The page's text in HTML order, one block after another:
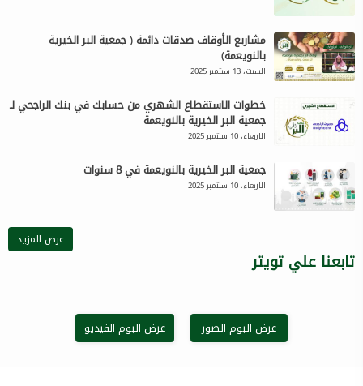
مشاريع الأوقاف صدقات دائمة ( جمعية البر الخيرية
بالنويعمة)
السبت، 13 سبتمبر 2025
خطوات الاستقطاع الشهري من حسابك في بنك الراجحي لـ
جمعية البر الخيرية بالنويعمة
الاربعاء، 10 سبتمبر 2025
جمعية البر الخيرية بالنويعمة في 8 سنوات
الاربعاء، 10 سبتمبر 2025
عرض المزيد
تابعنا علي تويتر
عرض البوم الصور عرض البوم الفيديو